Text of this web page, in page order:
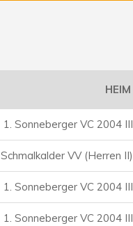
HEIM
1. Sonneberger VC 2004 III
Schmalkalder VV (Herren II)
1. Sonneberger VC 2004 III
1. Sonneberger VC 2004 III